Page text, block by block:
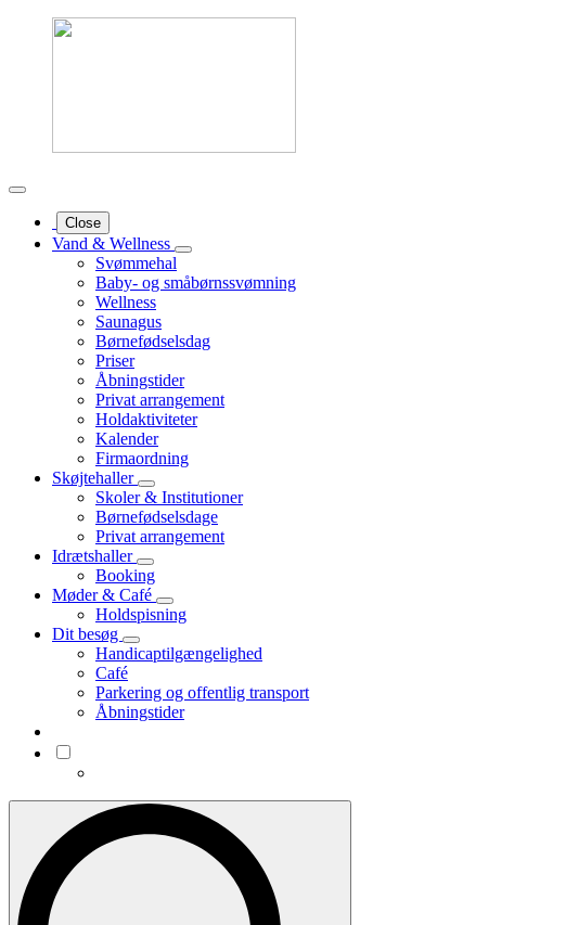
Close
Vand & Wellness
Svømmehal
Baby- og småbørnssvømning
Wellness
Saunagus
Børnefødselsdag
Priser
Åbningstider
Privat arrangement
Holdaktiviteter
Kalender
Firmaordning
Skøjtehaller
Skoler & Institutioner
Børnefødselsdage
Privat arrangement
Idrætshaller
Booking
Møder & Café
Holdspisning
Dit besøg
Handicaptilgængelighed
Café
Parkering og offentlig transport
Åbningstider